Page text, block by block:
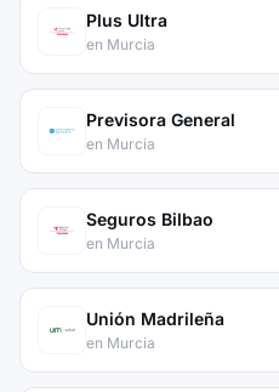
Plus Ultra
en Murcia
Previsora General
en Murcia
Seguros Bilbao
en Murcia
Unión Madrileña
en Murcia